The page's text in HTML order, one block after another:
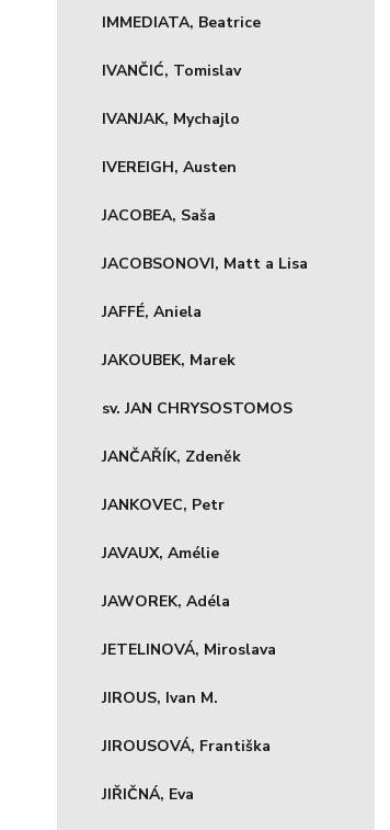
IMMEDIATA, Beatrice
IVANČIĆ, Tomislav
IVANJAK, Mychajlo
IVEREIGH, Austen
JACOBEA, Saša
JACOBSONOVI, Matt a Lisa
JAFFÉ, Aniela
JAKOUBEK, Marek
sv. JAN CHRYSOSTOMOS
JANČAŘÍK, Zdeněk
JANKOVEC, Petr
JAVAUX, Amélie
JAWOREK, Adéla
JETELINOVÁ, Miroslava
JIROUS, Ivan M.
JIROUSOVÁ, Františka
JIŘIČNÁ, Eva